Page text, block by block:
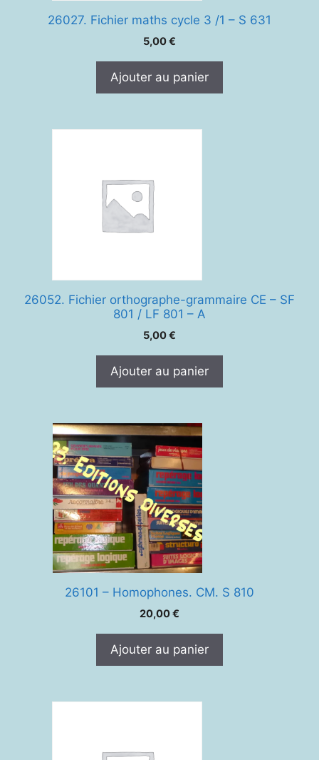
26027. Fichier maths cycle 3 /1 – S 631
5,00€
Ajouter au panier
26052. Fichier orthographe-grammaire CE – SF
801 / LF 801 – A
5,00€
Ajouter au panier
26101 – Homophones. CM. S 810
20,00€
Ajouter au panier